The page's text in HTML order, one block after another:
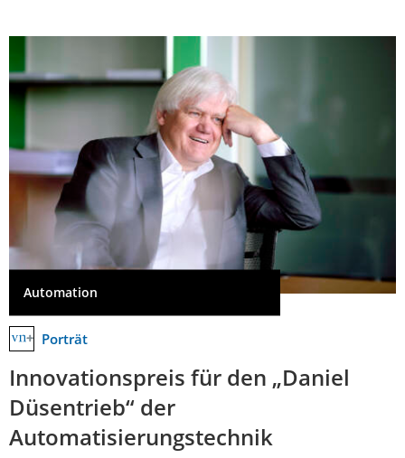
Automation
Porträt
Innovationspreis für den „Daniel
Düsentrieb“ der
Automatisierungstechnik